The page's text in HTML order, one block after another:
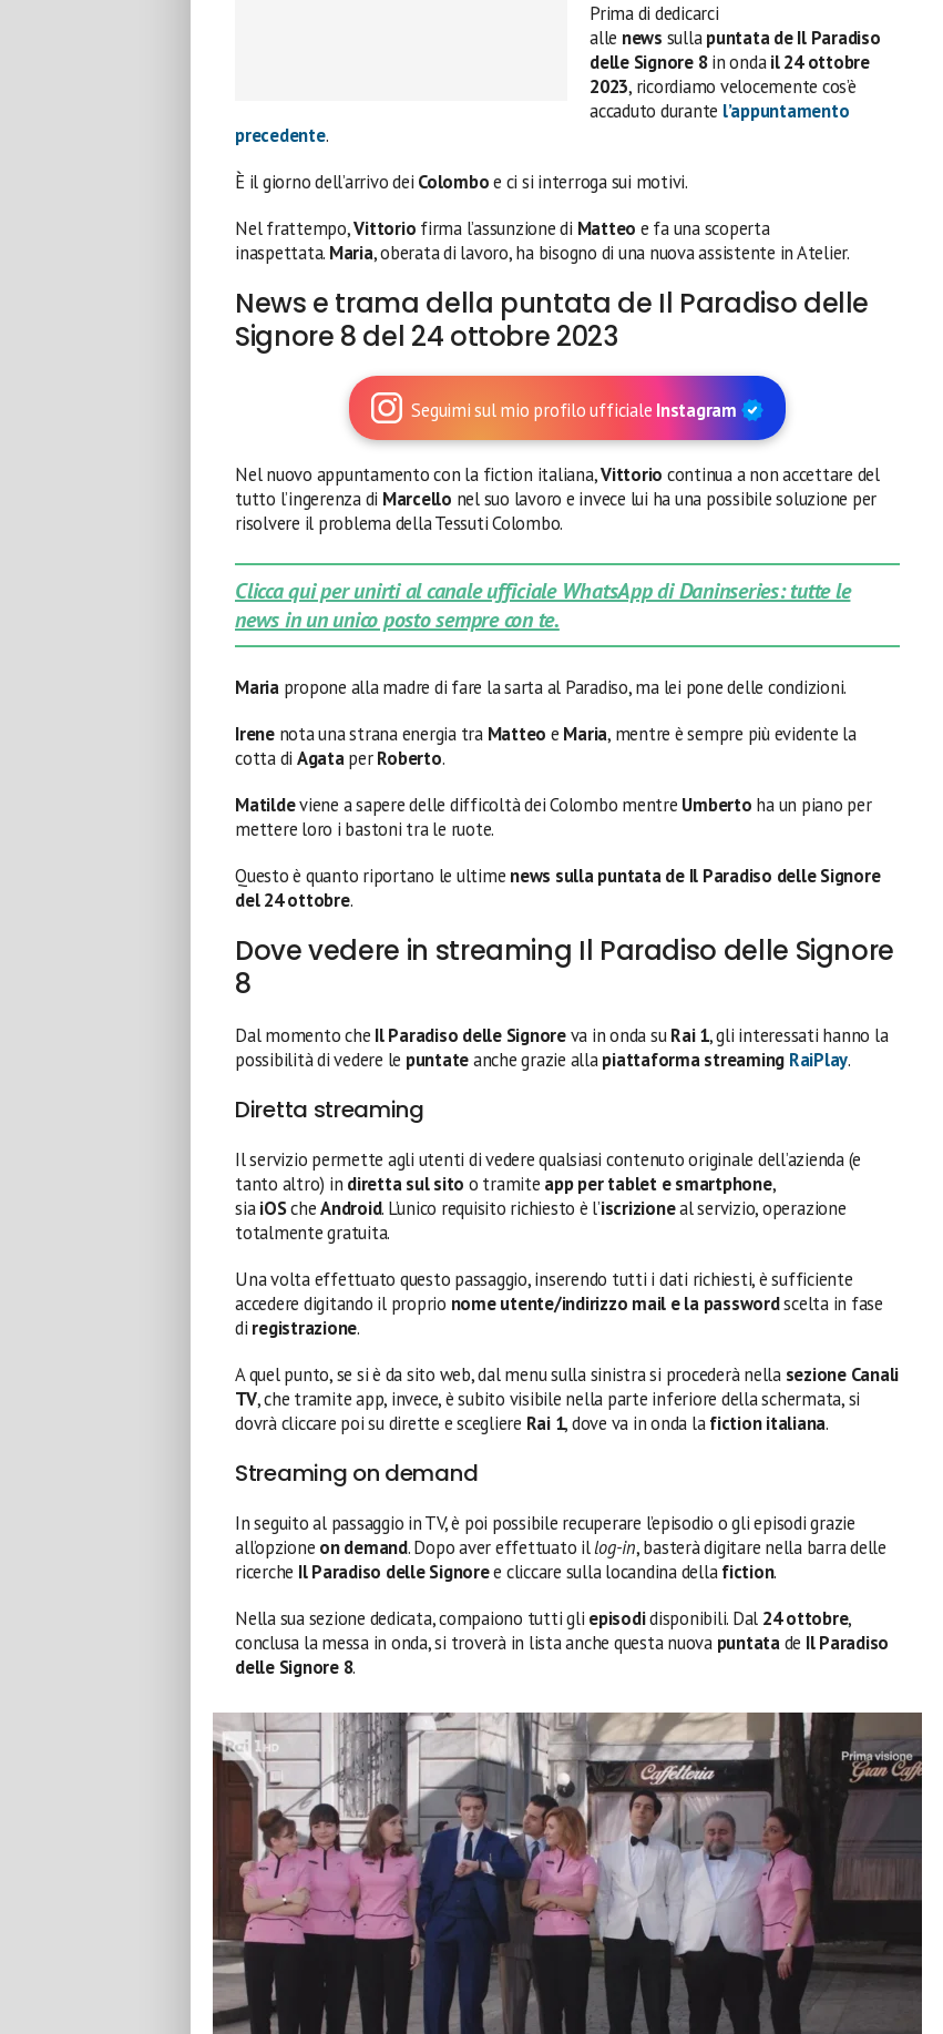
Prima di dedicarci
alle news sullapuntata de Il Paradiso
delle Signore 8in ondail 24 ottobre
2023, ricordiamo velocemente cos’è
accaduto durante l’appuntamento
precedente.
È il giorno dell’arrivo dei Colomboe ci si interroga sui motivi.
Nel frattempo,Vittorio firma l’assunzione di Matteo e fa una scoperta
inaspettata. Maria, oberata di lavoro, ha bisogno di una nuova assistente in Atelier.
News e trama della puntata de Il Paradiso delle
Signore 8 del 24 ottobre 2023
Seguimi sul mio profilo ufficiale Instagram
Nel nuovo appuntamento con la fiction italiana,Vittorio continua a non accettare del
tutto l’ingerenza di Marcello nel suo lavoro e invece lui ha una possibile soluzione per
risolvere il problema della Tessuti Colombo.
Clicca qui per unirti al canale ufficiale WhatsApp di Daninseries: tutte le
news in un unico posto sempre con te.
Mariapropone alla madre di fare la sarta al Paradiso, ma lei pone delle condizioni.
Irenenota una strana energia tra Matteo e Maria, mentre è sempre più evidente la
cotta di AgataperRoberto.
Matildeviene a sapere delle difficoltà dei Colombo mentre Umberto ha un piano per
mettere loro i bastoni tra le ruote.
Questo è quanto riportano le ultime news sulla puntata de Il Paradiso delle Signore
del 24 ottobre.
Dove vedere in streaming Il Paradiso delle Signore
8
Dal momento che Il Paradiso delle Signoreva in onda suRai 1, gli interessati hanno la
possibilità di vedere le puntateanche grazie allapiattaforma streaming RaiPlay.
Diretta streaming
Il servizio permette agli utenti di vedere qualsiasi contenuto originale dell’azienda (e
tanto altro) in diretta sul sito o tramite app per tablet e smartphone,
siaiOScheAndroid. L’unico requisito richiesto è l’iscrizioneal servizio, operazione
totalmente gratuita.
Una volta effettuato questo passaggio, inserendo tutti i dati richiesti, è sufficiente
accedere digitando il proprio nome utente/indirizzo mail e la passwordscelta in fase
di registrazione.
A quel punto, se si è da sito web, dal menu sulla sinistra si procederà nella sezione Canali
TV, che tramite app, invece, è subito visibile nella parte inferiore della schermata, si
dovrà cliccare poi su dirette e scegliere Rai 1, dove va in onda lafiction italiana.
Streaming on demand
In seguito al passaggio in TV, è poi possibile recuperare l’episodio o gli episodi grazie
all’opzione on demand. Dopo aver effettuato illog-in, basterà digitare nella barra delle
ricerche Il Paradiso delle Signoree cliccare sulla locandina dellafiction.
Nella sua sezione dedicata, compaiono tutti gli episodidisponibili. Dal 24 ottobre,
conclusa la messa in onda, si troverà in lista anche questa nuova puntatade Il Paradiso
delle Signore 8.